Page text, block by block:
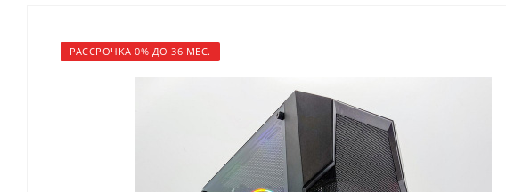
РАССРОЧКА 0% ДО 36 МЕС.